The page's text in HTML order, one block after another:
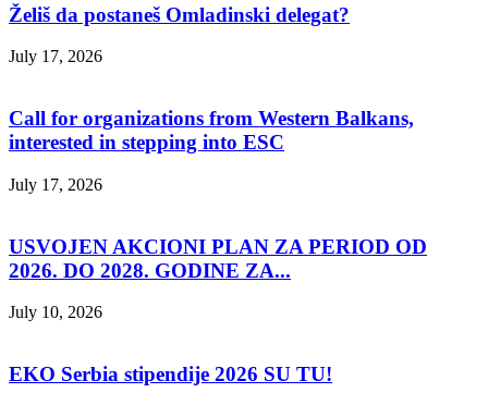
Želiš da postaneš Omladinski delegat?
July 17, 2026
Call for organizations from Western Balkans,
interested in stepping into ESC
July 17, 2026
USVOJEN AKCIONI PLAN ZA PERIOD OD
2026. DO 2028. GODINE ZA...
July 10, 2026
EKO Serbia stipendije 2026 SU TU!